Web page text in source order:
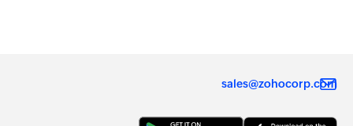
sales@zohocorp.com